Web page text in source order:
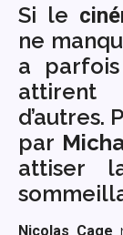
Si le
ne
a
attirent
d’autres.
par
attiser
Nicolas Cage